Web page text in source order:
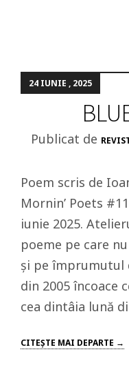
24 IUNIE , 2025
Publicat de
Poem scris de
Mornin’ Poets
iunie 2025.
poeme pe care
și pe împrumutul
din 2005 încoace
cea dintâia lună
CITEŞTE MAI DEPARTE →